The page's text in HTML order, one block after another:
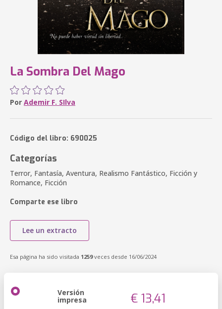
La Sombra Del Mago
Por Ademir F. SIlva
Código del libro: 690025
Categorías
Terror, Fantasía, Aventura, Realismo Fantástico, Ficción y
Romance, Ficción
Comparte ese libro
Lee un extracto
Esa página ha sido visitada 1259veces desde 16/06/2024
Versión
impresa € 13,41